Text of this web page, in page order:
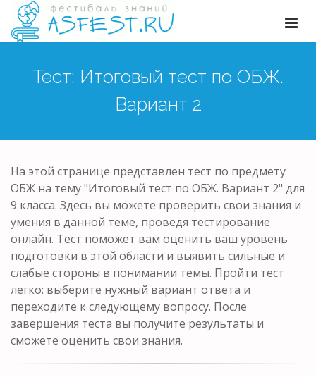
Тест: Итоговый тест по ОБЖ.
Вариант 2
На этой странице представлен тест по предмету
ОБЖ на тему "Итоговый тест по ОБЖ. Вариант 2" для
9 класса. Здесь вы можете проверить свои знания и
умения в данной теме, проведя тестирование
онлайн. Тест поможет вам оценить ваш уровень
подготовки в этой области и выявить сильные и
слабые стороны в понимании темы. Пройти тест
легко: выберите нужный вариант ответа и
переходите к следующему вопросу. После
завершения теста вы получите результаты и
сможете оценить свои знания.